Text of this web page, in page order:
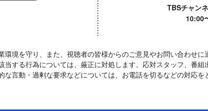
TBSチャン
10:00
環境を守り、また、視聴者の皆様からのご意見やお問い合わせに
当する行為については、厳正に対処します。応対スタッフ、番
な言動・過剰な要求などについては、お電話を切るなどの対応を